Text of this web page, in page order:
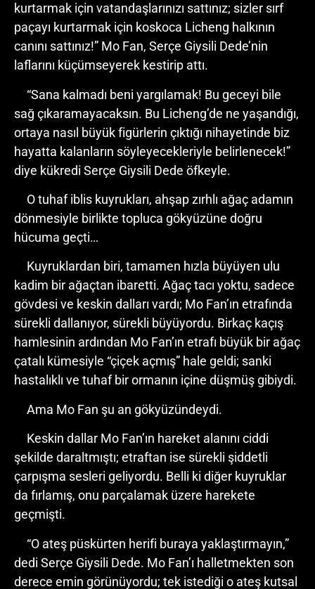
kurtarmak için vatandaşlarınızı sattınız; sizler sırf
paçayı kurtarmak için koskoca Licheng halkının
canını sattınız!” Mo Fan, Serçe Giysili Dede’nin
laflarını küçümseyerek kestirip attı.
“Sana kalmadı beni yargılamak! Bu geceyi bile
sağ çıkaramayacaksın. Bu Licheng’de ne yaşandığı,
ortaya nasıl büyük figürlerin çıktığı nihayetinde biz
hayatta kalanların söyleyecekleriyle belirlenecek!”
diye kükredi Serçe Giysili Dede öfkeyle.
O tuhaf iblis kuyrukları, ahşap zırhlı ağaç adamın
dönmesiyle birlikte topluca gökyüzüne doğru
hücuma geçti…
Kuyruklardan biri, tamamen hızla büyüyen ulu
kadim bir ağaçtan ibaretti. Ağaç tacı yoktu, sadece
gövdesi ve keskin dalları vardı; Mo Fan’ın etrafında
sürekli dallanıyor, sürekli büyüyordu. Birkaç kaçış
hamlesinin ardından Mo Fan’ın etrafı büyük bir ağaç
çatalı kümesiyle “çiçek açmış” hale geldi; sanki
hastalıklı ve tuhaf bir ormanın içine düşmüş gibiydi.
Ama Mo Fan şu an gökyüzündeydi.
Keskin dallar Mo Fan’ın hareket alanını ciddi
şekilde daraltmıştı; etraftan ise sürekli şiddetli
çarpışma sesleri geliyordu. Belli ki diğer kuyruklar
da fırlamış, onu parçalamak üzere harekete
geçmişti.
“O ateş püskürten herifi buraya yaklaştırmayın,”
dedi Serçe Giysili Dede. Mo Fan’ı halletmekten son
derece emin görünüyordu; tek istediği o ateş kutsal